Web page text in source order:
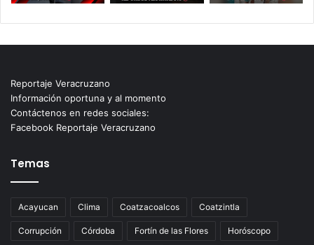
Reportaje Veracruzano
Información oportuna y al momento
Contáctenos en redes sociales:
Facebook Reportaje Veracruzano
Temas
Acayucan Clima Coatzacoalcos Coatzintla
Corrupción Córdoba Fortín de las Flores Horóscopo